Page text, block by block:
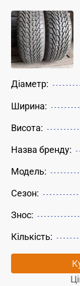
Діаметр:
Ширина:
Висота:
Назва бренду:
Модель:
Сезон:
Знос:
Кількість: